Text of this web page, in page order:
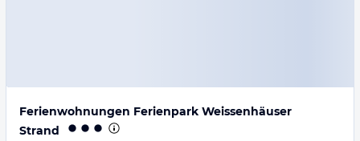
Ferienwohnungen Ferienpark Weissenhäuser
Strand